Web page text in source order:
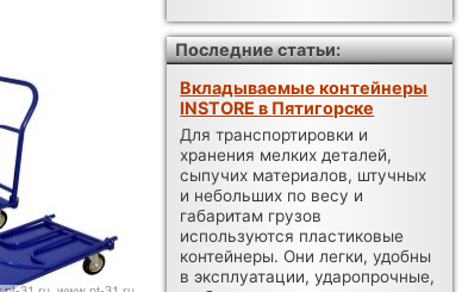
Последние статьи:
Вкладываемые контейнеры
INSTORE в Пятигорске
Для транспортировки и
хранения мелких деталей,
сыпучих материалов, штучных
и небольших по весу и
габаритам грузов
используются пластиковые
контейнеры. Они легки, удобны
в эксплуатации, ударопрочные,